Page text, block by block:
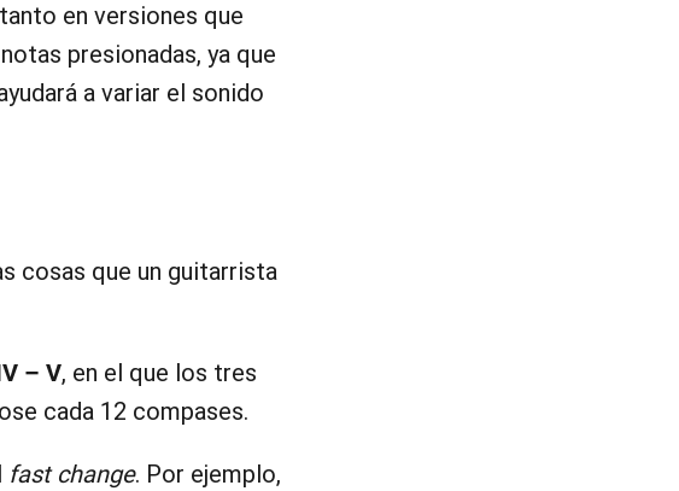
en versiones que
presionadas, ya que
a variar el sonido
cosas que un guitarrista
– V, en el que los tres
cada 12 compases.
fast change. Por ejemplo,